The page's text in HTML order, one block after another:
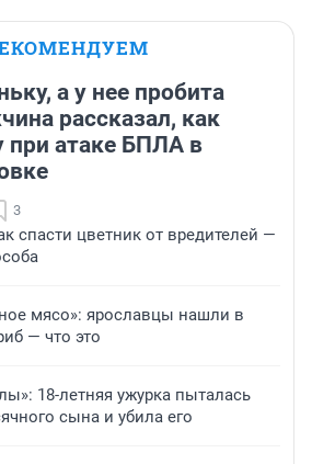
а у нее пробита
рассказал, как
при атаке БПЛА в
3
спасти цветник от вредителей —
мясо»: ярославцы нашли в
— что это
18-летняя ужурка пыталась
сына и убила его